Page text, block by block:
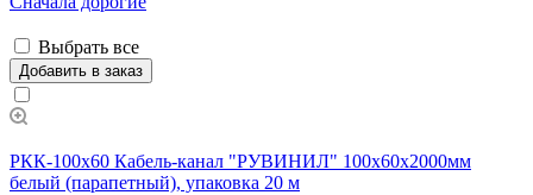
Выбрать все
Добавить в заказ
РКК-100х60 Кабель-канал "РУВИНИЛ" 100х60х2000мм
белый (парапетный), упаковка 20 м